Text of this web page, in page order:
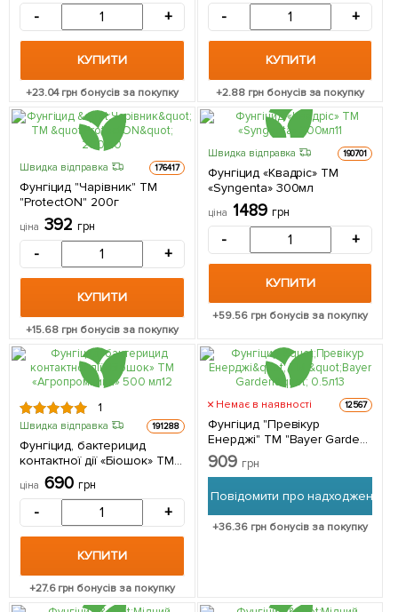
- +
КУПИТИ
+23.04грн бонусів за покупку
- +
КУПИТИ
+2.88грн бонусів за покупку
Швидка відправка 176417
Фунгіцид "Чарівник" ТМ
"ProtectON" 200г
ціна 392 грн
- +
КУПИТИ
+15.68грн бонусів за покупку
Швидка відправка 190701
Фунгіцид «Квадріс» ТМ
«Syngenta» 300мл
ціна 1489 грн
- +
КУПИТИ
+59.56 грн бонусів за покупку
1
Швидка відправка 191288
Фунгіцид, бактерицид
контактної дії «Біошок» ТМ
«Агропромника» 500 мл
ціна 690 грн
- +
КУПИТИ
+27.6грн бонусів за покупку
Немає в наявності 12567
Фунгіцид "Превікур
Енерджі" ТМ "Bayer Garden"
0.5л
909 грн
Повідомити про надходження
+36.36 грн бонусів за покупку